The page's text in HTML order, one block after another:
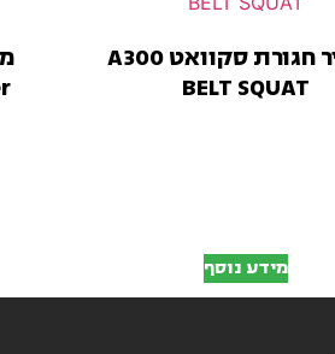
מכשיר חגורת סקוואט A300
BELT SQUAT
מידע נוסף